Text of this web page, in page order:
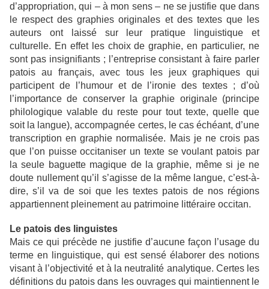
d’appropriation, qui – à mon sens – ne se justifie que dans
le respect des graphies originales et des textes que les
auteurs ont laissé sur leur pratique linguistique et
culturelle. En effet les choix de graphie, en particulier, ne
sont pas insignifiants ; l’entreprise consistant à faire parler
patois au français, avec tous les jeux graphiques qui
participent de l’humour et de l’ironie des textes ; d’où
l’importance de conserver la graphie originale (principe
philologique valable du reste pour tout texte, quelle que
soit la langue), accompagnée certes, le cas échéant, d’une
transcription en graphie normalisée. Mais je ne crois pas
que l’on puisse occitaniser un texte se voulant patois par
la seule baguette magique de la graphie, même si je ne
doute nullement qu’il s’agisse de la même langue, c’est-à-
dire, s’il va de soi que les textes patois de nos régions
appartiennent pleinement au patrimoine littéraire occitan.
Le patois des linguistes
Mais ce qui précède ne justifie d’aucune façon l’usage du
terme en linguistique, qui est sensé élaborer des notions
visant à l’objectivité et à la neutralité analytique. Certes les
définitions du patois dans les ouvrages qui maintiennent le